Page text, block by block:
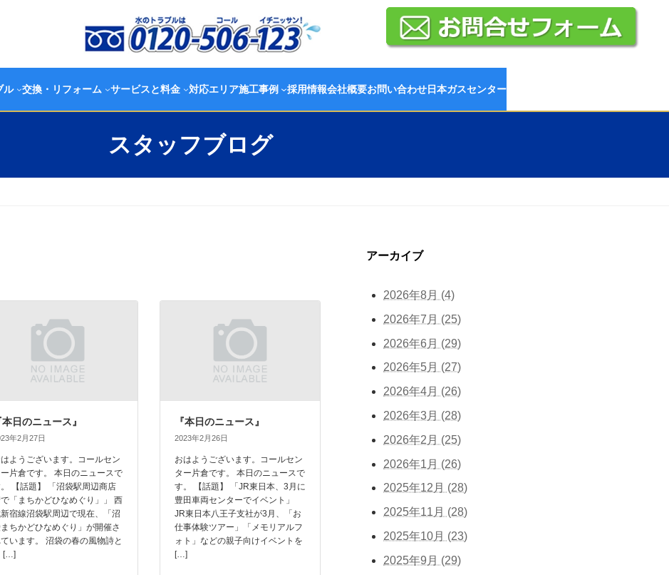
ル 交換・リフォーム サービスと料金 対応エリア施工事例 採用情報会社概要お問い合わせ日本ガスセンター
スタッフブログ
本日のニュース』
年2月27日
ようございます。コールセン
片倉です。 本日のニュースで
【話題】 「沼袋駅周辺商店
「まちかどひなめぐり」」 西
宿線沼袋駅周辺で現在、「沼
ちかどひなめぐり」が開催さ
います。 沼袋の春の風物詩と
[…]
『本日のニュース』
2023年2月26日
おはようございます。コールセン
ター片倉です。 本日のニュースで
す。 【話題】 「JR東日本、3月に
豊田車両センターでイベント」
JR東日本八王子支社が3月、「お
仕事体験ツアー」「メモリアルフ
ォト」などの親子向けイベントを
[…]
アーカイブ
2026年8月 (4)
2026年7月 (25)
2026年6月 (29)
2026年5月 (27)
2026年4月 (26)
2026年3月 (28)
2026年2月 (25)
2026年1月 (26)
2025年12月 (28)
2025年11月 (28)
2025年10月 (23)
2025年9月 (29)